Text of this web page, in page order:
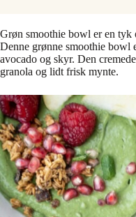
Grøn smoothie bowl er en tyk
Denne grønne smoothie bowl
avocado og skyr. Den
granola og lidt frisk mynte.